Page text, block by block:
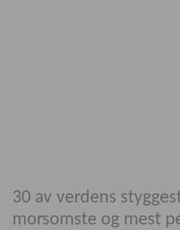
30 av verdens
morsomste og mest